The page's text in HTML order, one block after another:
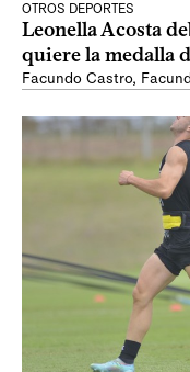
OTROS DEPORTES
Leonella Acosta
quiere la medalla
Facundo Castro,